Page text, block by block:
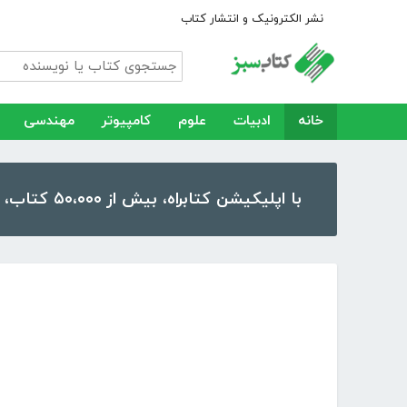
نشر الکترونیک و انتشار کتاب
خانه ادبیات علوم کامپیوتر مهندسی
با اپلیکیشن کتابراه، بیش از ۵۰،۰۰۰ کتاب، کتاب صوتی و رمان را در موبایل و تبلت خود داشته باشید!